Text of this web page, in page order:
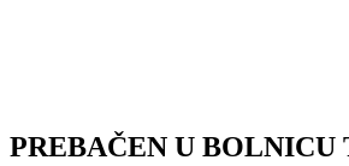
PREBAČEN U BOLNICU